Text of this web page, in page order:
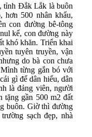
tỉnh Đắk Lắk là buôn
hơn 500 nhân khẩu,
con đường bê-tông
kể, con đường này
khó khăn. Triển khai
tuyên truyền, vận
do bà con chưa
từng gắn bó với
gì để dân hiểu, dân
là đảng viên, người
tặng gần 500 m2 đất
buôn. Giờ thì đường
sạch đẹp, nhà